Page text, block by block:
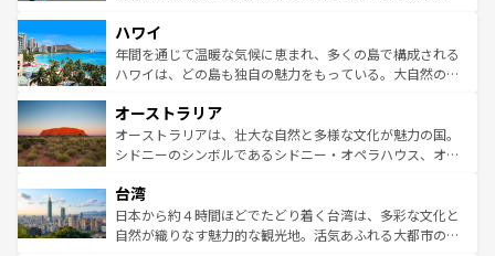
ば市内交通費無料で観光を楽しむこともできる。 なお、新
着のスイス情報はコンテンツ一覧 を参照してほしい。
のような巨大都市は、観光、ショッピング、エンターテイ
ンメントが詰まった刺激的なスポットだ。一方、アメリカ
西部には大自然が広がり、グランドキャニオンやイエロー
部のニューオーリンズでは、音楽と美食が融合した独特の
文化が魅力。旅行者はアメリカの各地域で異なる魅力を楽
しみながら、その多様性と豊かな歴史を感じることができ
ならではの贅沢な旅のスタイルだ。 なお、新着のアメリカ
情報はコンテンツ一覧を参照してほしい。
ハワイ
年間を通じて温暖な気候に恵まれ、多くの島で構成される
ハワイは、どの島も独自の魅力をもっている。大自然の神
ワイ島は見逃せない。また、定番の観光地といえばオアフ
島だが、静かな自然を求めるならマウイ島やカウアイ島が
おすすめ。エメラルドグリーンに輝く海をはじめ、豊かな
れるおもてなしの心で訪れる人々を迎えてくれるハワイの
人々、おいしいローカルフードやハワイアンミュージッ
ク、伝統的なフラダンスなど、すべてがハワイの魅力を彩
オーストラリア
オーストラリアは、壮大な自然と多様な文化が魅力の国。
シドニーのシンボルであるシドニー・オペラハウス、オー
リアリーフや大陸中央部にそびえるウルル（エアーズロッ
ク）、タスマニアの美しい原生林やケアンズの熱帯雨林な
ど、見どころがたくさん。また、カフェやワイン、オージ
台湾
日本から約４時間ほどでたどり着く台湾は、多彩な文化と
自然が織りなす魅力的な観光地。活気あふれる大都市の台